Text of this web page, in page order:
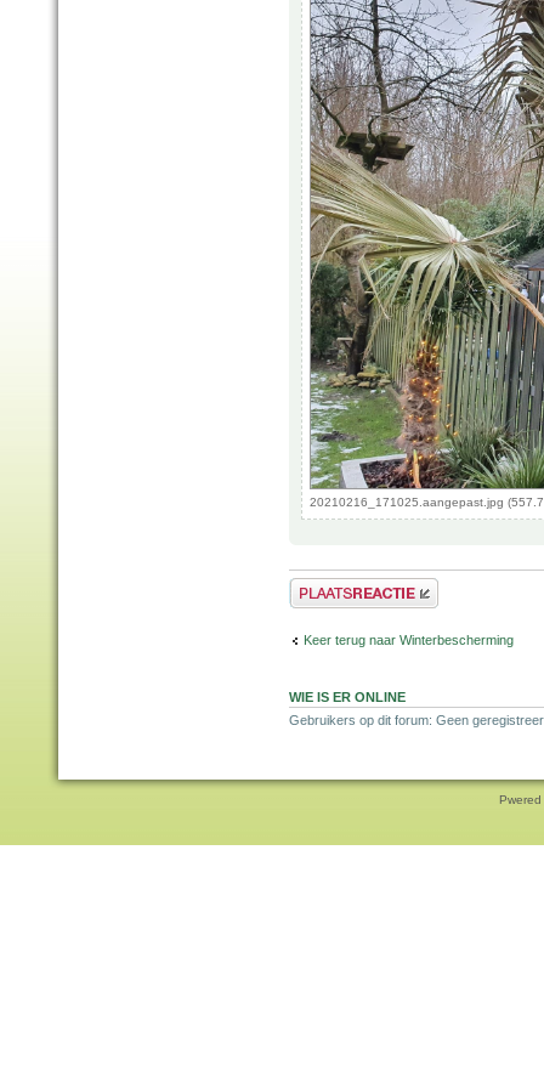
20210216_171025.aangepast.jpg
Plaats een reactie
Keer terug naar Winterbescherming
WIE IS ER ONLINE
Gebruikers op dit forum: Geen